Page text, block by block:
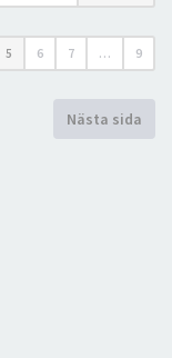
5 6 7 … 9
Nästa sida